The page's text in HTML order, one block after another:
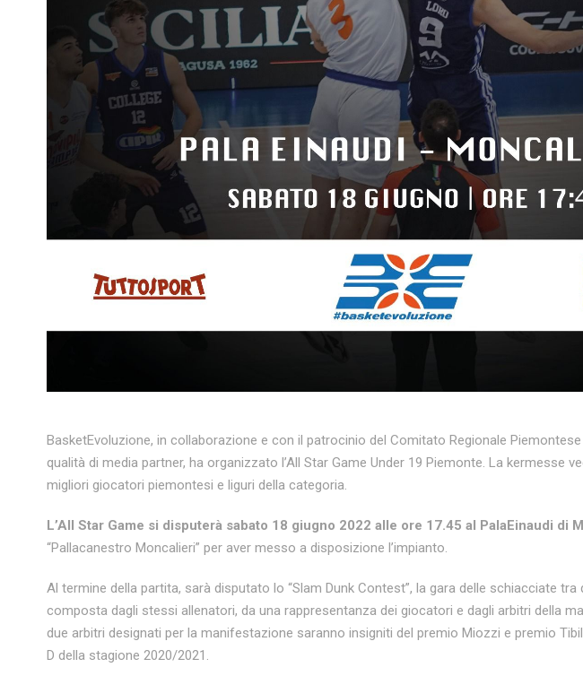
BasketEvoluzione, in collaborazione e con il patrocinio del Comitato Regionale Piemontese
qualità di media partner, ha organizzato l’All Star Game Under 19 Piemonte. La kermesse
migliori giocatori piemontesi e liguri della categoria.
L’All Star Game si disputerà sabato 18 giugno 2022 alle ore 17.45 al PalaEinaudi di
“Pallacanestro Moncalieri” per aver messo a disposizione l’impianto.
Al termine della partita, sarà disputato lo “Slam Dunk Contest”, la gara delle schiacciate
composta dagli stessi allenatori, da una rappresentanza dei giocatori e dagli arbitri della
due arbitri designati per la manifestazione saranno insigniti del premio Miozzi e premio
D della stagione 2020/2021.